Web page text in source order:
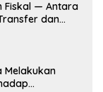
Fiskal — Antara
dan
Melakukan